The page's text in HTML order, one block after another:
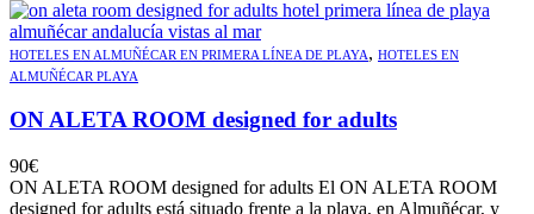
HOTELES EN ALMUÑÉCAR EN PRIMERA LÍNEA DE PLAYA, HOTELES EN
ALMUÑÉCAR PLAYA
ON ALETA ROOM designed for adults
90€
ON ALETA ROOM designed for adults El ON ALETA ROOM
designed for adults está situado frente a la playa, en Almuñécar, y